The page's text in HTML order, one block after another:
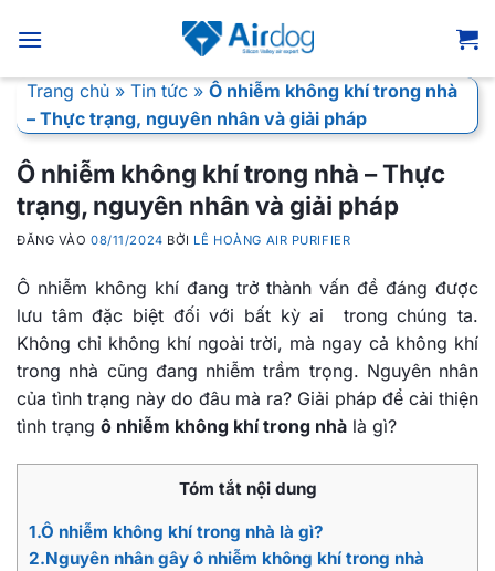
qua
dungTrang chủ » Tin tức » Ô nhiễm không khí trong nhà
– Thực trạng, nguyên nhân và giải pháp
Ô nhiễm không khí trong nhà – Thực
trạng, nguyên nhân và giải pháp
ĐĂNG VÀO08/11/2024 BỞI LÊ HOÀNG AIR PURIFIER
Ô nhiễm không khí đang trở thành vấn đề đáng được
lưu tâm đặc biệt đối với bất kỳ ai trong chúng ta.
Không chỉ không khí ngoài trời, mà ngay cả không khí
trong nhà cũng đang nhiễm trầm trọng. Nguyên nhân
của tình trạng này do đâu mà ra? Giải pháp để cải thiện
tình trạng ô nhiễm không khí trong nhà là gì?
Tóm tắt nội dung
1.Ô nhiễm không khí trong nhà là gì?
2.Nguyên nhân gây ô nhiễm không khí trong nhà